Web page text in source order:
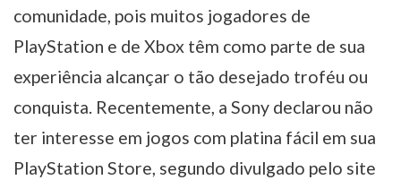
comunidade, pois muitos jogadores de
PlayStation e de Xbox têm como parte de sua
experiência alcançar o tão desejado troféu ou
conquista. Recentemente, a Sony declarou não
ter interesse em jogos com platina fácil em sua
PlayStation Store, segundo divulgado pelo site